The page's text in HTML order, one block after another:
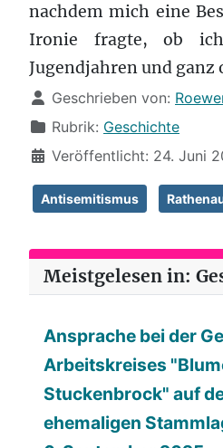
nachdem mich eine
Ironie fragte, ob
Jugendjahren und ganz
Details
Geschrieben von:
Rubrik: Geschichte
Veröffentlicht: 24. Juni
Antisemitismus
Meistgelesen in:
Ansprache bei der
Arbeitskreises
Stuckenbrock" auf
ehemaligen